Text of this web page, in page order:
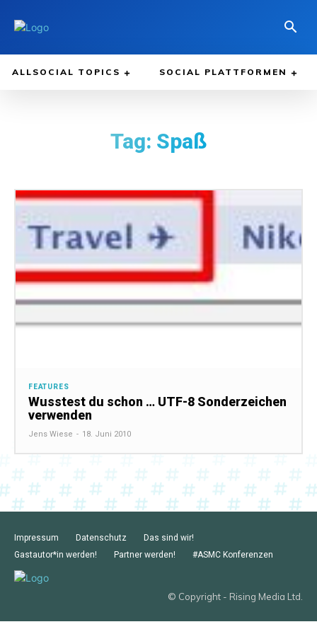
ALLSOCIAL TOPICS SOCIAL PLATTFORMEN
Tag: Spaß
FEATURES
Wusstest du schon … UTF-8 Sonderzeichen
verwenden
Jens Wiese - 18. Juni 2010
Impressum Datenschutz
Das sind wir!
Gastautor*in werden!
Partner werden! #ASMC Konferenzen
© Copyright - Rising Media Ltd.